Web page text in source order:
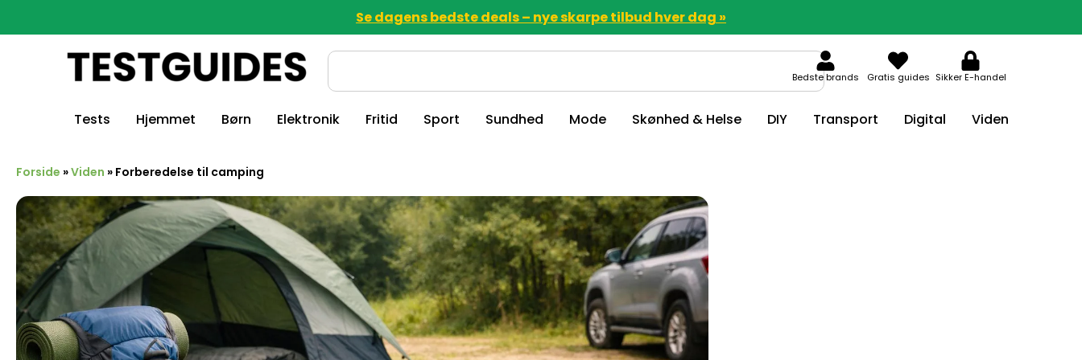
Se dagens bedste deals – nye skarpe tilbud hver dag »
Bedste brands Gratis guides Sikker E-handel
Tests Hjemmet Børn Elektronik Fritid Sport Sundhed Mode Skønhed & Helse DIY Transport Digital Viden
Forside »Viden » Forberedelse til camping